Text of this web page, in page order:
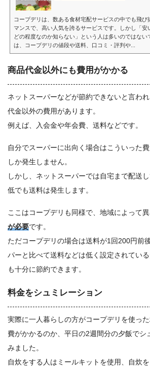
コープデリは、数ある食材宅配サービスの中でも飛び
マンスで、高い人気を誇るサービスです。しかし「安
どの程度なのか知らない」という人は多いのではない
は、コープデリの値段や送料、口コミ・評判や...
商品代金以外にも費用がかかる
ネットスーパーなどが節約できないと言わ
代金以外の費用があります。
例えば、入会金や年会費、送料などです。
自分でスーパーに出向く場合はこういった
しか発生しません。
しかし、ネットスーパーでは自宅まで配送
低でも送料は発生します。
ここはコープデリも同様で、地域によって
が必要です。
ただコープデリの場合は送料が1回200円前
パーと比べて送料などは低く設定されてい
も十分に節約できます。
料金をシュミレーション
実際に一人暮らしの方がコープデリを使っ
費がかかるのか、平日の2週間分の夕飯でシ
みました。
自炊をする人はミールキットを使用、自炊